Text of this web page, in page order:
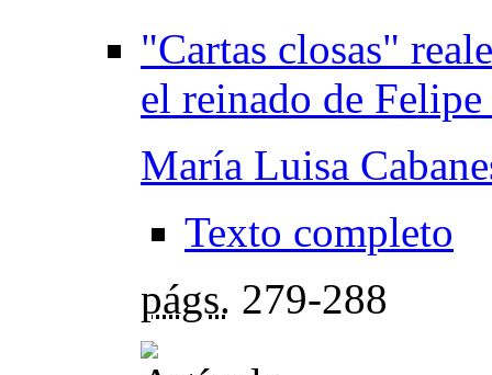
"Cartas closas"
el reinado de
María Luisa
Texto completo
págs. 279-288